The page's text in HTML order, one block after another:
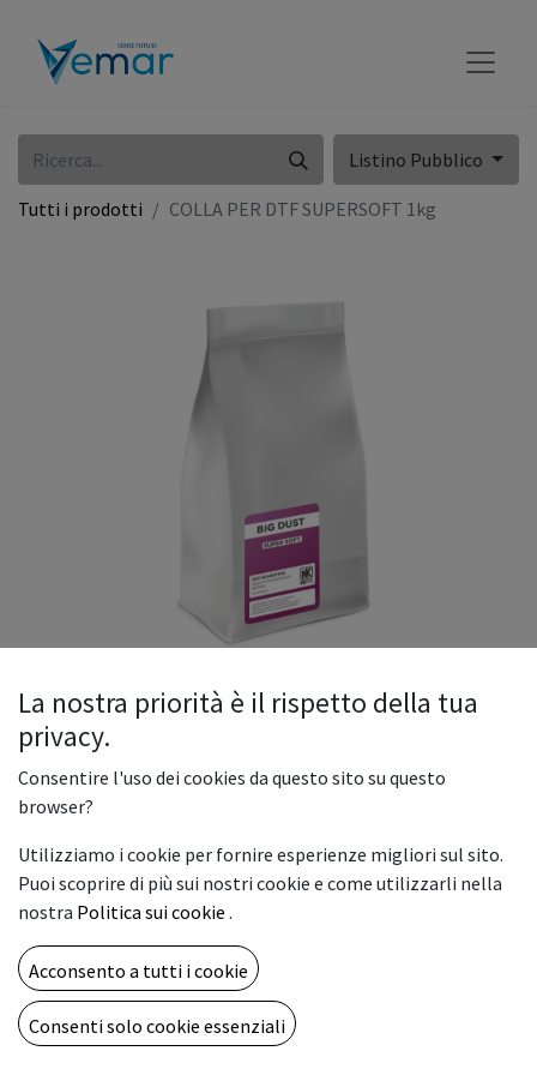
Listino Pubblico
Tutti i prodotti COLLA PER DTF SUPERSOFT 1kg
COLLA PER DTF SUPERSOFT 1kg
Capacità: sacco da 1000g
Stampanti compatibili: Stampanti DTF
La nostra polvere di qualità estremamente elevata può
funzionare con molteplici inchiostri in commercio, lasciando
una mano morbida ed un' eccezionale resistenza ai lavaggi
La nostra priorità è il rispetto della tua
privacy.
Consentire l'uso dei cookies da questo sito su questo
browser?
Utilizziamo i cookie per fornire esperienze migliori sul sito.
Puoi scoprire di più sui nostri cookie e come utilizzarli nella
nostra Politica sui cookie .
Acconsento a tutti i cookie
Consenti solo cookie essenziali